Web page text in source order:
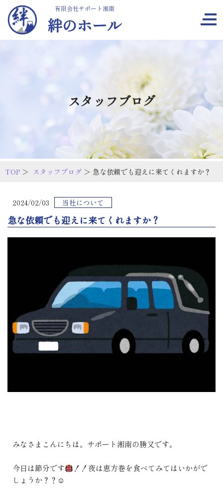
有限会社サポート湘南
絆のホール
スタッフブログ
TOP ＞ スタッフブログ ＞ 急な依頼でも迎えに来てくれますか？
2024/02/03 当社について
急な依頼でも迎えに来てくれますか？
みなさまこんにちは。サポート湘南の勝又です。
今日は節分です
！！夜は恵方巻を食べてみてはいかがで
しょうか？？☺